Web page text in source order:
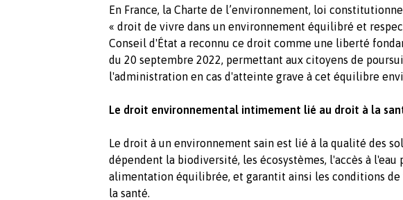
En France, la Charte de l’environnement, loi
« droit de vivre dans un environnement équilibré et
Conseil d'État a reconnu ce droit comme une liberté
du 20 septembre 2022, permettant aux citoyens de
l'administration en cas d'atteinte grave à cet équilibre
Le droit environnemental intimement lié au droit à la
Le droit à un environnement sain est lié à la qualité des
dépendent la biodiversité, les écosystèmes, l'accès à l'eau
alimentation équilibrée, et garantit ainsi les conditions
la santé.